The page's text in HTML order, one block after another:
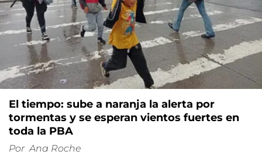
El tiempo: sube a naranja la alerta por
tormentas y se esperan vientos fuertes en
toda la PBA
Por Ana Roche